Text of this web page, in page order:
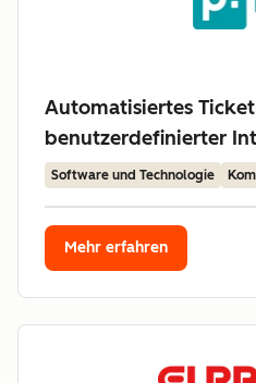
Automatisiertes
benutzerdefinierter
Software und Technologie
Mehr erfahren